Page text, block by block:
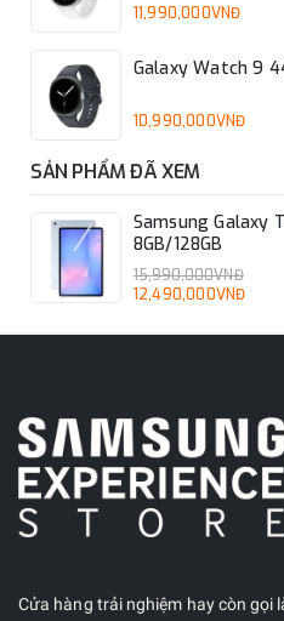
Vi xử lý của
Snapdragon
855, Exynos
A12,...
Exynos
Tốc độ CPU
Tốc độ của
từng nhân,
Chip đồ họa
(GPU)
GPU
(Graphics
Processing
đồ hoạ):
Xclipse 540
11,990,000VNĐ
Galaxy Watch 9
10,990,000VNĐ
SẢN PHẨM ĐÃ XEM
Samsung Galaxy
8GB/128GB
15,990,000VNĐ
12,490,000VNĐ
Cửa hàng trải nghiệm hay còn gọi